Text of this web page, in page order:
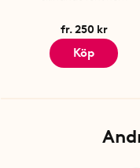
fr. 250 kr
Köp